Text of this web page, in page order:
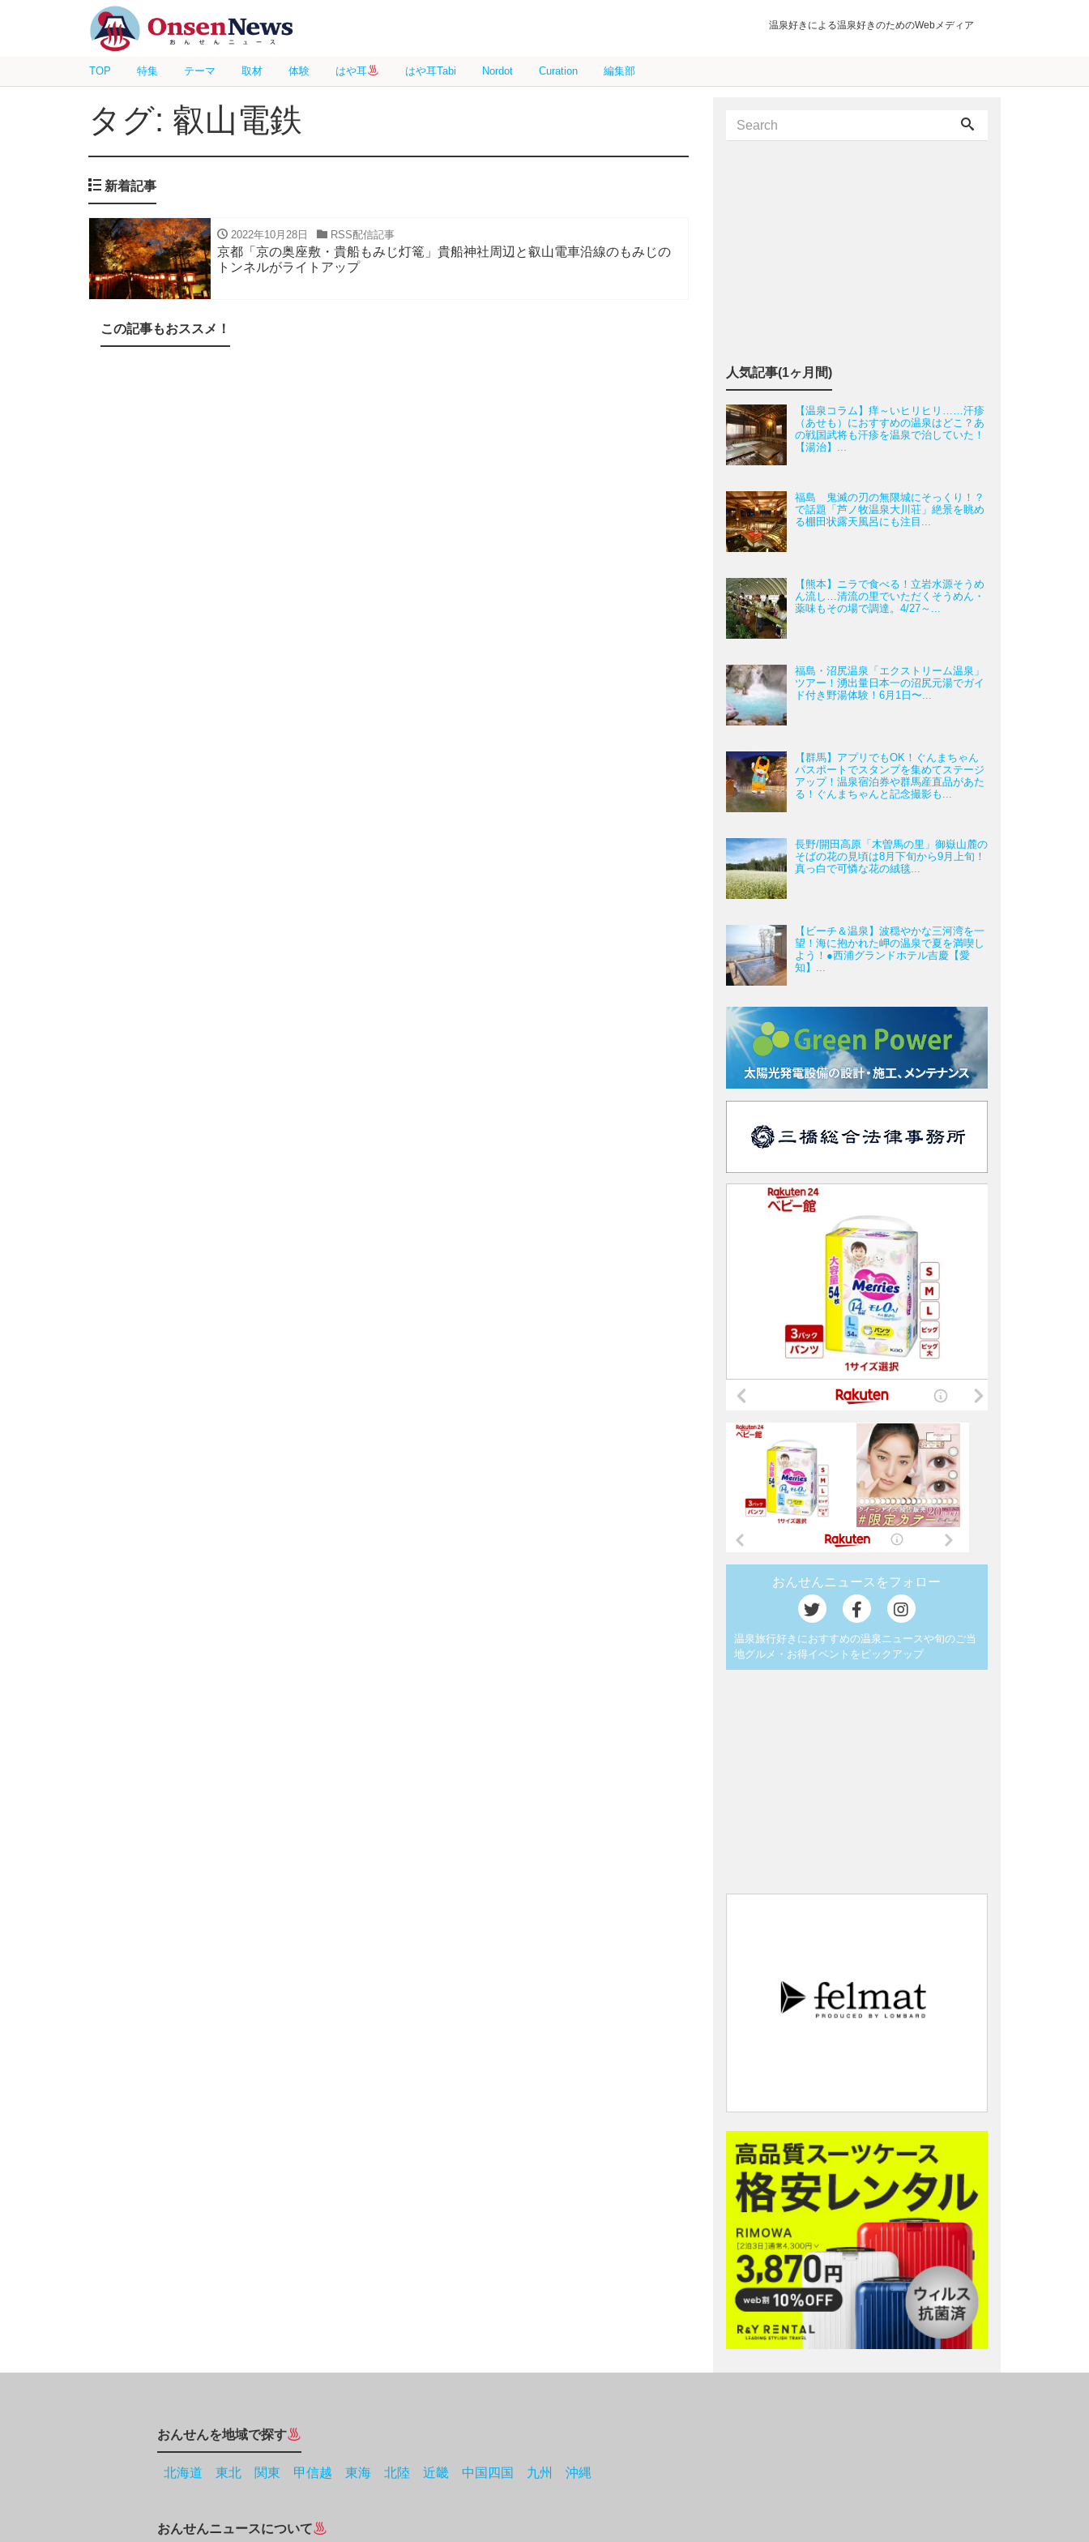
温泉好きによる温泉好きのためのWebメディア
TOP 特集 テーマ 取材 体験 はや耳 はや耳Tabi Nordot Curation 編集部
タグ: 叡山電鉄
新着記事
2022年10月28日 RSS配信記事
京都「京の奥座敷・貴船もみじ灯篭」貴船神社周辺と叡山電車沿線のもみじの
トンネルがライトアップ
この記事もおススメ！
人気記事(1ヶ月間)
【温泉コラム】痒～いヒリヒリ……汗疹
（あせも）におすすめの温泉はどこ？あ
の戦国武将も汗疹を温泉で治していた！
【湯治】...
福島 鬼滅の刃の無限城にそっくり！？
で話題「芦ノ牧温泉大川荘」絶景を眺め
る棚田状露天風呂にも注目...
【熊本】ニラで食べる！立岩水源そうめ
ん流し…清流の里でいただくそうめん・
薬味もその場で調達。4/27～...
福島・沼尻温泉「エクストリーム温泉」
ツアー！湧出量日本一の沼尻元湯でガイ
ド付き野湯体験！6月1日〜...
【群馬】アプリでもOK！ぐんまちゃん
パスポートでスタンプを集めてステージ
アップ！温泉宿泊券や群馬産直品があた
る！ぐんまちゃんと記念撮影も...
長野/開田高原「木曽馬の里」御嶽山麓の
そばの花の見頃は8月下旬から9月上旬！
真っ白で可憐な花の絨毯...
【ビーチ＆温泉】波穏やかな三河湾を一
望！海に抱かれた岬の温泉で夏を満喫し
よう！●西浦グランドホテル吉慶【愛
知】...
おんせんニュースをフォロー
温泉旅行好きにおすすめの温泉ニュースや旬のご当
地グルメ・お得イベントをピックアップ
おんせんを地域で探す
北海道 東北 関東 甲信越 東海 北陸 近畿 中国四国 九州 沖縄
おんせんニュースについて